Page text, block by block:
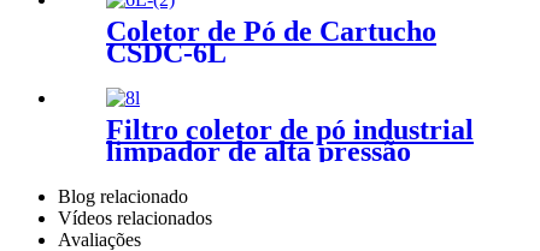
Coletor de Pó de Cartucho
CSDC-6L
Filtro coletor de pó industrial
limpador de alta pressão
cartucho coletor de pó
Blog relacionado
Vídeos relacionados
Avaliações